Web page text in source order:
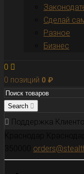
Сделай
Разное
Бизнес
0
0 позиций 0 ₽
Search
Поддержка